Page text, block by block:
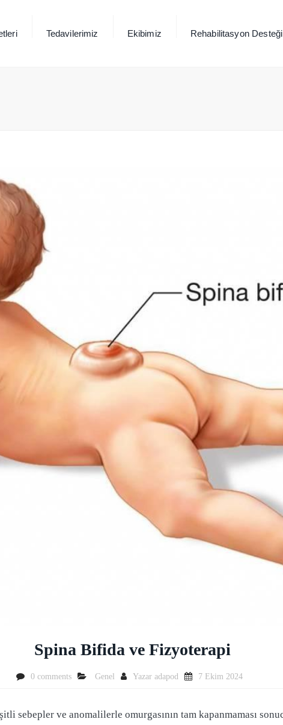
Tedavilerimiz Ekibimiz Rehabilitasyon Desteği
Spina Bifida ve Fizyoterapi
0 comments Genel Yazar adapod 7 Ekim 2024
sebepler ve anomalilerle omurgasının tam kapanmaması